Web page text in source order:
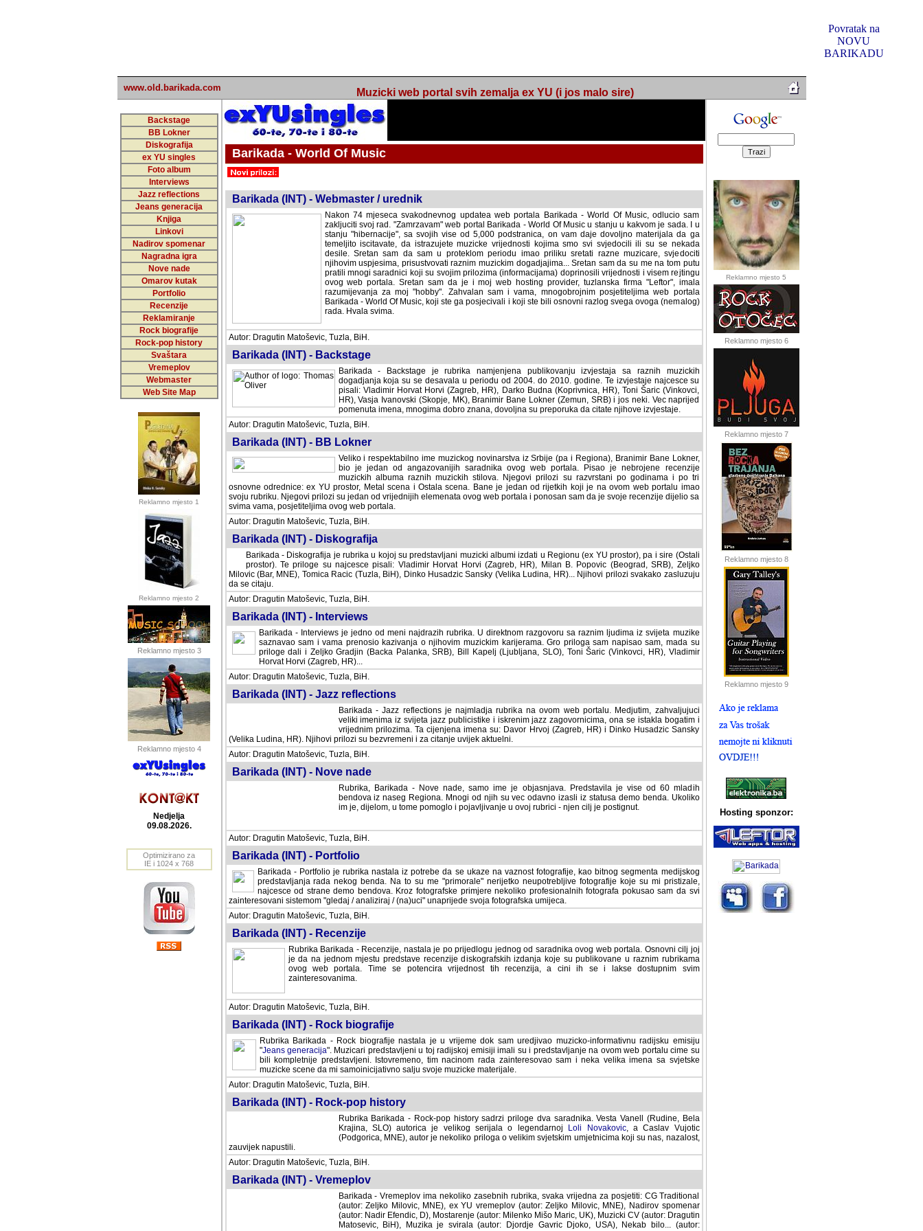
Povratak na
NOVU
BARIKADU
www.old.barikada.com Muzicki web portal svih zemalja ex YU (i jos malo sire)
Backstage
BB Lokner
Diskografija
ex YU singles
Foto album
Interviews
Jazz reflections
Jeans generacija
Knjiga
Linkovi
Nadirov spomenar
Nagradna igra
Nove nade
Omarov kutak
Portfolio
Recenzije
Reklamiranje
Rock biografije
Rock-pop history
Svaštara
Vremeplov
Webmaster
Web Site Map
Reklamno mjesto 1
Reklamno mjesto 2
Reklamno mjesto 3
Reklamno mjesto 4
Nedjelja
09.08.2026.
Optimizirano za
IE i 1024 x 768
Barikada - World Of Music
Barikada (INT) - Webmaster / urednik
Nakon 74 mjeseca svakodnevnog updatea web portala Barikada - World Of Music, odlucio sam
zakljuciti svoj rad. "Zamrzavam" web portal Barikada - World Of Music u stanju u kakvom je sada. I u
stanju "hibernacije", sa svojih vise od 5,000 podstranica, on vam daje dovoljno materijala da ga
temeljito iscitavate, da istrazujete muzicke vrijednosti kojima smo svi svjedocili ili su se nekada desile.
Sretan sam da sam u proteklom periodu imao priliku sretati razne muzicare, svjedociti njihovim
uspjesima, prisustvovati raznim muzickim dogadjajima... Sretan sam da su me na tom putu pratili
mnogi saradnici koji su svojim prilozima (informacijama) doprinosili vrijednosti i visem rejtingu ovog
web portala. Sretan sam da je i moj web hosting provider, tuzlanska firma "Leftor", imala
razumijevanja za moj "hobby". Zahvalan sam i vama, mnogobrojnim posjetiteljima web portala
Barikada - World Of Music, koji ste ga posjecivali i koji ste bili osnovni razlog svega ovoga (nemalog)
rada. Hvala svima.
Autor: Dragutin Matoševic, Tuzla, BiH.
Barikada (INT) - Backstage
Barikada - Backstage je rubrika namjenjena publikovanju izvjestaja sa raznih muzickih
dogadjanja koja su se desavala u periodu od 2004. do 2010. godine. Te izvjestaje najcesce su
pisali: Vladimir Horvat Horvi (Zagreb, HR), Darko Budna (Koprivnica, HR), Toni Šaric (Vinkovci,
HR), Vasja Ivanovski (Skopje, MK), Branimir Bane Lokner (Zemun, SRB) i jos neki. Vec naprijed
pomenuta imena, mnogima dobro znana, dovoljna su preporuka da citate njihove izvjestaje.
Autor: Dragutin Matoševic, Tuzla, BiH.
Barikada (INT) - BB Lokner
Veliko i respektabilno ime muzickog novinarstva iz Srbije (pa i Regiona), Branimir Bane Lokner,
bio je jedan od angazovanijih saradnika ovog web portala. Pisao je nebrojene recenzije muzickih
albuma raznih muzickih stilova. Njegovi prilozi su razvrstani po godinama i po tri osnovne
odrednice: ex YU prostor, Metal scena i Ostala scena. Bane je jedan od rijetkih koji je na ovom web portalu imao svoju rubriku.
Njegovi prilozi su jedan od vrijednijih elemenata ovog web portala i ponosan sam da je svoje recenzije dijelio sa svima vama,
posjetiteljima ovog web portala.
Autor: Dragutin Matoševic, Tuzla, BiH.
Barikada (INT) - Diskografija
Barikada - Diskografija je rubrika u kojoj su predstavljani muzicki albumi izdati u Regionu (ex YU prostor), pa i sire (Ostali
prostor). Te priloge su najcesce pisali: Vladimir Horvat Horvi (Zagreb, HR), Milan B. Popovic (Beograd, SRB), Zeljko Milovic
(Bar, MNE), Tomica Racic (Tuzla, BiH), Dinko Husadzic Sansky (Velika Ludina, HR)... Njihovi prilozi svakako zasluzuju da se
citaju.
Autor: Dragutin Matoševic, Tuzla, BiH.
Barikada (INT) - Interviews
Barikada - Interviews je jedno od meni najdrazih rubrika. U direktnom razgovoru sa raznim ljudima iz svijeta muzike
saznavao sam i vama prenosio kazivanja o njihovim muzickim karijerama. Gro priloga sam napisao sam, mada su
priloge dali i Zeljko Gradjin (Backa Palanka, SRB), Bill Kapelj (Ljubljana, SLO), Toni Šaric (Vinkovci, HR), Vladimir
Horvat Horvi (Zagreb, HR)...
Autor: Dragutin Matoševic, Tuzla, BiH.
Barikada (INT) - Jazz reflections
Barikada - Jazz reflections je najmladja rubrika na ovom web portalu. Medjutim, zahvaljujuci veliki
imenima iz svijeta jazz publicistike i iskrenim jazz zagovornicima, ona se istakla bogatim i
vrijednim prilozima. Ta cijenjena imena su: Davor Hrvoj (Zagreb, HR) i Dinko Husadzic Sansky
(Velika Ludina, HR). Njihovi prilozi su bezvremeni i za citanje uvijek aktuelni.
Autor: Dragutin Matoševic, Tuzla, BiH.
Barikada (INT) - Nove nade
Rubrika, Barikada - Nove nade, samo ime je objasnjava. Predstavila je vise od 60 mladih
bendova iz naseg Regiona. Mnogi od njih su vec odavno izasli iz statusa demo benda. Ukoliko im
je, dijelom, u tome pomoglo i pojavljivanje u ovoj rubrici - njen cilj je postignut.
Autor: Dragutin Matoševic, Tuzla, BiH.
Barikada (INT) - Portfolio
Barikada - Portfolio je rubrika nastala iz potrebe da se ukaze na vaznost fotografije, kao bitnog segmenta medijskog
predstavljanja rada nekog benda. Na to su me "primorale" nerijetko neupotrebljive fotografije koje su mi pristizale,
najcesce od strane demo bendova. Kroz fotografske primjere nekoliko profesionalnih fotografa pokusao sam da svi
zainteresovani sistemom "gledaj / analiziraj / (na)uci" unaprijede svoja fotografska umijeca.
Autor: Dragutin Matoševic, Tuzla, BiH.
Barikada (INT) - Recenzije
Rubrika Barikada - Recenzije, nastala je po prijedlogu jednog od saradnika ovog web portala. Osnovni cilj joj
je da na jednom mjestu predstave recenzije diskografskih izdanja koje su publikovane u raznim rubrikama
ovog web portala. Time se potencira vrijednost tih recenzija, a cini ih se i lakse dostupnim svim
zainteresovanima.
Autor: Dragutin Matoševic, Tuzla, BiH.
Barikada (INT) - Rock biografije
Rubrika Barikada - Rock biografije nastala je u vrijeme dok sam uredjivao muzicko-informativnu radijsku emisiju
"Jeans generacija". Muzicari predstavljeni u toj radijskoj emisiji imali su i predstavljanje na ovom web portalu cime su
bili kompletnije predstavljeni. Istovremeno, tim nacinom rada zainteresovao sam i neka velika imena sa svjetske
muzicke scene da mi samoinicijativno salju svoje muzicke materijale.
Autor: Dragutin Matoševic, Tuzla, BiH.
Barikada (INT) - Rock-pop history
Rubrika Barikada - Rock-pop history sadrzi priloge dva saradnika. Vesta Vanell (Rudine, Bela
Krajina, SLO) autorica je velikog serijala o legendarnoj
Loli Novakovic, a Caslav Vujotic
(Podgorica, MNE), autor je nekoliko priloga o velikim svjetskim umjetnicima koji su nas, nazalost,
zauvijek napustili.
Autor: Dragutin Matoševic, Tuzla, BiH.
Barikada (INT) - Vremeplov
Barikada - Vremeplov ima nekoliko zasebnih rubrika, svaka vrijedna za posjetiti: CG Traditional
(autor: Zeljko Milovic, MNE), ex YU vremeplov (autor: Zeljko Milovic, MNE), Nadirov spomenar
(autor: Nadir Efendic, D), Mostarenje (autor: Milenko Mišo Maric, UK), Muzicki CV (autor: Dragutin
Matosevic, BiH), Muzika je svirala (autor: Djordje Gavric Djoko, USA), Nekab bilo... (autor:
Reklamno mjesto 5
Reklamno mjesto 6
Reklamno mjesto 7
Reklamno mjesto 8
Reklamno mjesto 9
Hosting sponzor: